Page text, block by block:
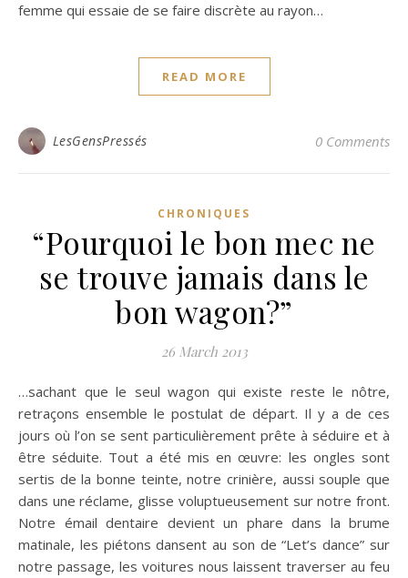
femme qui essaie de se faire discrète au rayon…
READ MORE
LesGensPressés 0 Comments
CHRONIQUES
“Pourquoi le bon mec ne
se trouve jamais dans le
bon wagon?”
26 March 2013
…sachant que le seul wagon qui existe reste le nôtre,
retraçons ensemble le postulat de départ. Il y a de ces
jours où l’on se sent particulièrement prête à séduire et à
être séduite. Tout a été mis en œuvre: les ongles sont
sertis de la bonne teinte, notre crinière, aussi souple que
dans une réclame, glisse voluptueusement sur notre front.
Notre émail dentaire devient un phare dans la brume
matinale, les piétons dansent au son de “Let’s dance” sur
notre passage, les voitures nous laissent traverser au feu